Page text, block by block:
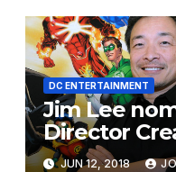
DC ENTERTAINMENT
Jim Lee
Director
JUN 12, 2018